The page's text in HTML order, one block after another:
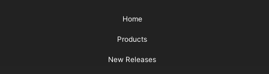
Home
Products
New Releases